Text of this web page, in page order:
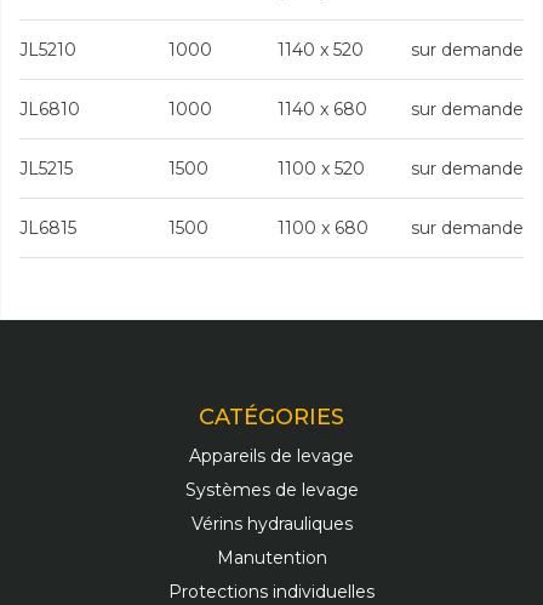
JL5210 1000 1140 x 520 sur demande
JL6810 1000 1140 x 680 sur demande
JL5215 1500 1100 x 520 sur demande
JL6815 1500 1100 x 680 sur demande
CATÉGORIES
Appareils de levage
Systèmes de levage
Vérins hydrauliques
Manutention
Protections individuelles